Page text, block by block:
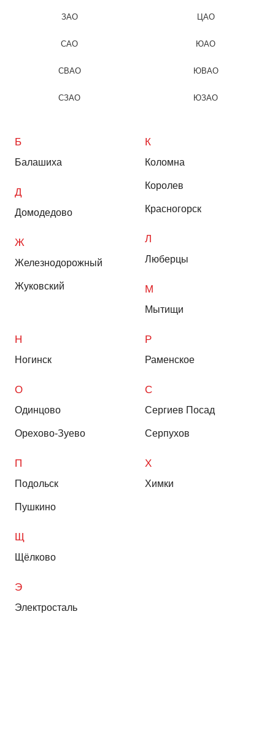
ЗАО
САО
СВАО
СЗАО
ЦАО
ЮАО
ЮВАО
ЮЗАО
Б
Балашиха
Д
Домодедово
Ж
Железнодорожный
Жуковский
К
Коломна
Королев
Красногорск
Л
Люберцы
М
Мытищи
Н
Ногинск
О
Одинцово
Орехово-Зуево
П
Подольск
Пушкино
Р
Раменское
С
Сергиев Посад
Серпухов
Х
Химки
Щ
Щёлково
Э
Электросталь